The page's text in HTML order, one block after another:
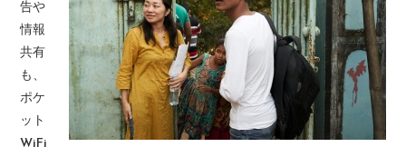
告や
情報
共有
も、
ポケ
ット
WiFi